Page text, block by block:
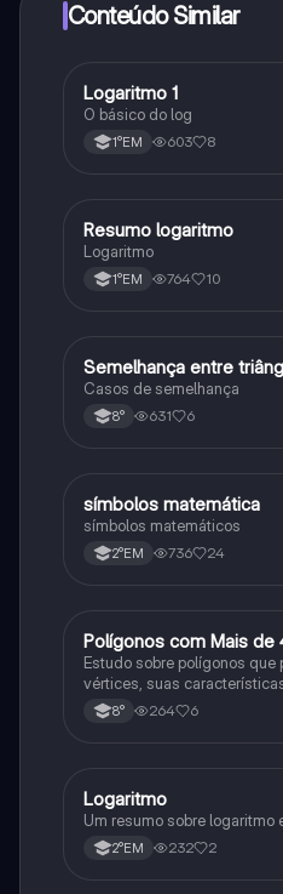
Conteúdo Similar
Matematica
Logaritmo 1
O básico do log
1°EM 603 8
Matematica
Resumo logaritmo
Logaritmo
1°EM 764 10
Matematica
Semelhança entre
Casos de semelhança
8° 631 6
Matematica
símbolos matemática
símbolos matemáticos
2°EM 736 24
Matematica
Polígonos com Mais de
Estudo sobre polígonos
vértices, suas
8° 264 6
Matematica
Logaritmo
Um resumo sobre logaritmo
2°EM 232 2